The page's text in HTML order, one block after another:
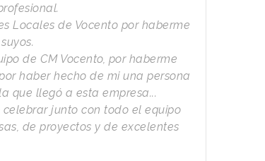
Locales de Vocento por haberme
de CM Vocento, por haberme
haber hecho de mi una persona
que llegó a esta empresa...
junto con todo el equipo
de proyectos y de excelentes